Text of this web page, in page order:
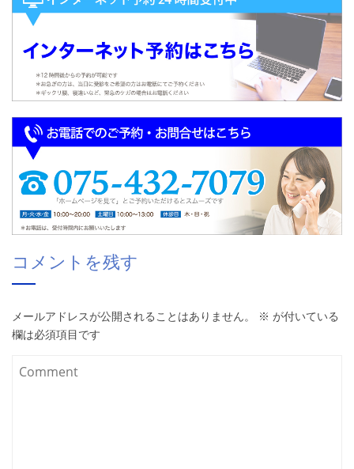
コメントを残す
メールアドレスが公開されることはありません。 ※ が付いている
欄は必須項目です